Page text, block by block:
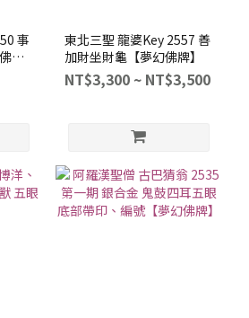
事
東北三聖 龍婆Key 2557 善
加財坐財龜【夢幻佛牌】
NT$3,300 ~ NT$3,500